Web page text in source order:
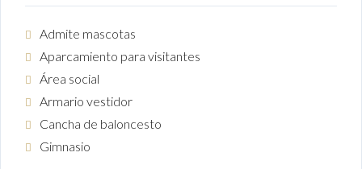
Admite mascotas
Aparcamiento para visitantes
Área social
Armario vestidor
Cancha de baloncesto
Gimnasio